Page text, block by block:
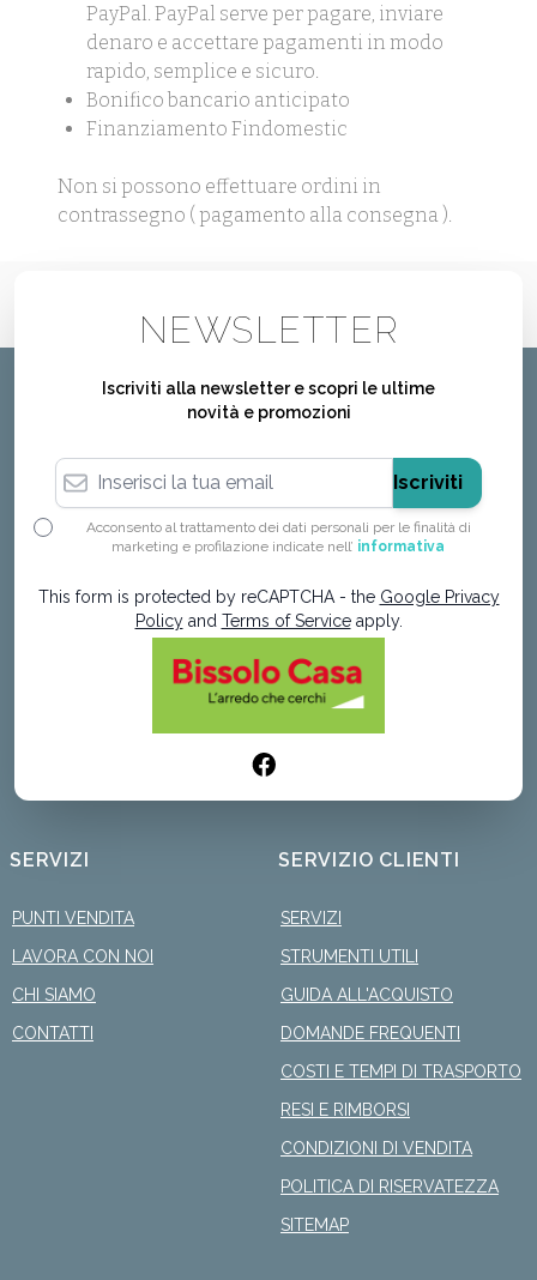
PayPal. PayPal serve per pagare, inviare
denaro e accettare pagamenti in modo
rapido, semplice e sicuro.
Bonifico bancario anticipato
Finanziamento Findomestic
Non si possono effettuare ordini in
contrassegno ( pagamento alla consegna ).
SERVIZI
PUNTI VENDITA
LAVORA CON NOI
CHI SIAMO
CONTATTI
SERVIZIO CLIENTI
SERVIZI
STRUMENTI UTILI
GUIDA ALL'ACQUISTO
DOMANDE FREQUENTI
COSTI E TEMPI DI TRASPORTO
RESI E RIMBORSI
CONDIZIONI DI VENDITA
POLITICA DI RISERVATEZZA
SITEMAP
NEWSLETTER
Iscriviti alla newsletter e scopri le ultime
novità e promozioni
Indirizzo email
Iscriviti
Acconsento al trattamento dei dati personali per le finalità di
marketing e profilazione indicate nell’ informativa
This form is protected by reCAPTCHA - the Google Privacy
Policyand Terms of Serviceapply.